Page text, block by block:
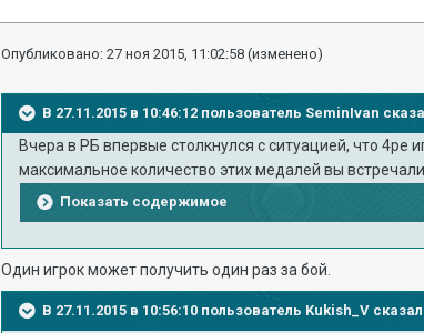
Опубликовано:27 ноя 2015, 11:02:58 (изменено)
В 27.11.2015 в 10:46:12 пользователь SeminIvan
Вчера в РБ впервые столкнулся с ситуацией, что 4ре
максимальное количество этих медалей вы
Показать содержимое
Один игрок может получить один раз за бой.
В 27.11.2015 в 10:56:10 пользователь Kukish_V